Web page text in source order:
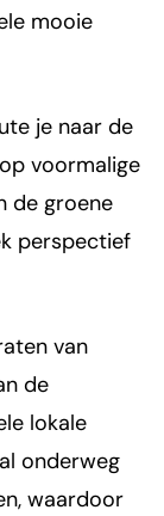
mooie
je naar de
voormalige
de groene
perspectief
van
de
lokale
onderweg
waardoor